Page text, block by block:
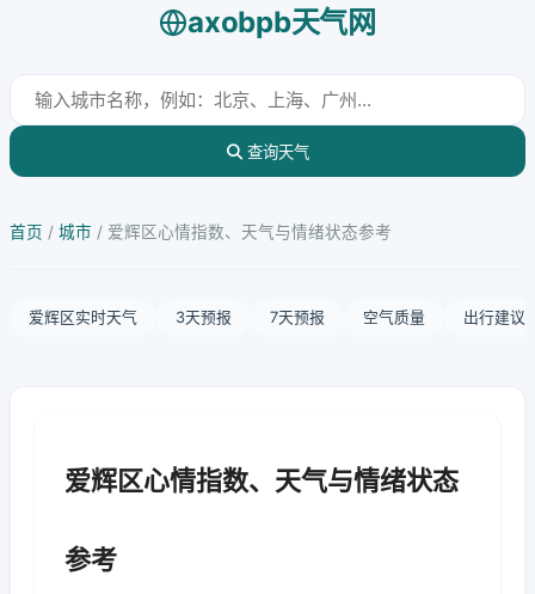
axobpb天气网
查询天气
首页 / 城市 / 爱辉区心情指数、天气与情绪状态参考
爱辉区实时天气 3天预报 7天预报 空气质量 出行建议
爱辉区心情指数、天气与情绪状态
参考